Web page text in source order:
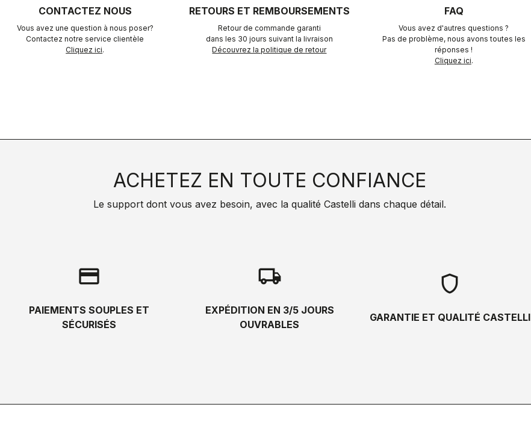
CONTACTEZ NOUS
Vous avez une question à nous poser?
Contactez notre service clientèle
Cliquez ici.
RETOURS ET REMBOURSEMENTS
Retour de commande garanti
dans les 30 jours suivant la livraison
Découvrez la politique de retour
FAQ
Vous avez d'autres questions ?
Pas de problème, nous avons toutes les
réponses !
Cliquez ici.
ACHETEZ EN TOUTE CONFIANCE
Le support dont vous avez besoin, avec la qualité Castelli dans chaque détail.
credit_card
PAIEMENTS SOUPLES ET
SÉCURISÉS
local_shipping
EXPÉDITION EN 3/5 JOURS
OUVRABLES
shield
GARANTIE ET QUALITÉ CASTELLI